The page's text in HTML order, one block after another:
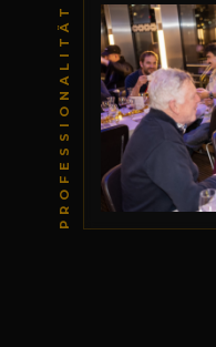
PROFESSIONALITÄT